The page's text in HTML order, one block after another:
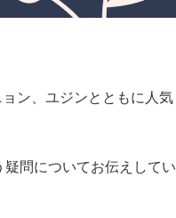
ン、ユジンとともに人気
疑問についてお伝えしてい